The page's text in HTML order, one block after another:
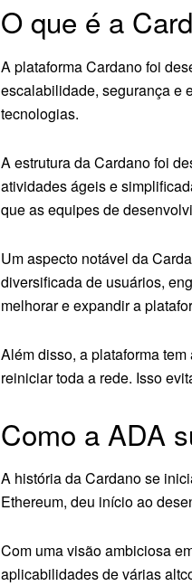
O que é a
A plataforma Cardano foi
escalabilidade, segurança e
tecnologias.
A estrutura da Cardano foi
atividades ágeis e
que as equipes de
Um aspecto notável da
diversificada de usuários,
melhorar e expandir a
Além disso, a plataforma
reiniciar toda a rede. Isso
Como a ADA
A história da Cardano se
Ethereum, deu início ao
Com uma visão ambiciosa
aplicabilidades de várias